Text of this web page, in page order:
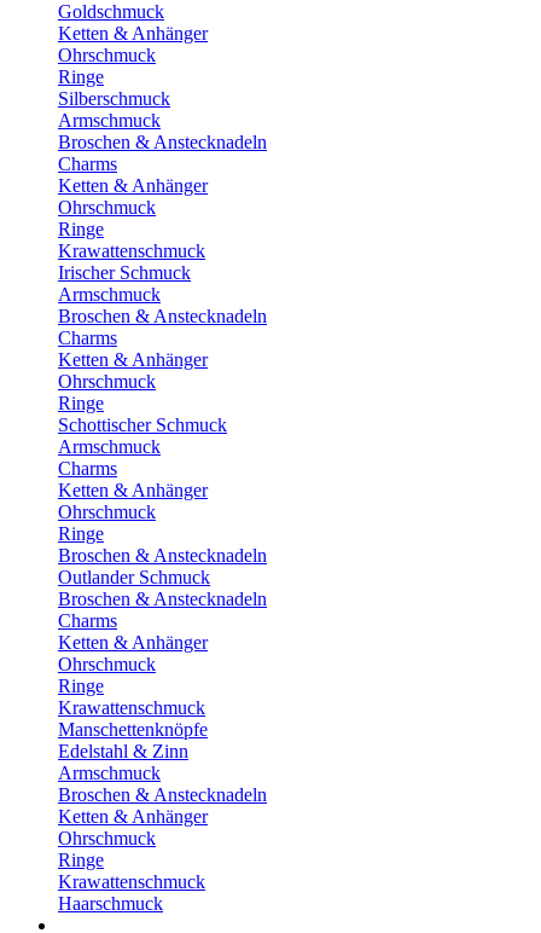
Goldschmuck
Ketten & Anhänger
Ohrschmuck
Ringe
Silberschmuck
Armschmuck
Broschen & Anstecknadeln
Charms
Ketten & Anhänger
Ohrschmuck
Ringe
Krawattenschmuck
Irischer Schmuck
Armschmuck
Broschen & Anstecknadeln
Charms
Ketten & Anhänger
Ohrschmuck
Ringe
Schottischer Schmuck
Armschmuck
Charms
Ketten & Anhänger
Ohrschmuck
Ringe
Broschen & Anstecknadeln
Outlander Schmuck
Broschen & Anstecknadeln
Charms
Ketten & Anhänger
Ohrschmuck
Ringe
Krawattenschmuck
Manschettenknöpfe
Edelstahl & Zinn
Armschmuck
Broschen & Anstecknadeln
Ketten & Anhänger
Ohrschmuck
Ringe
Krawattenschmuck
Haarschmuck